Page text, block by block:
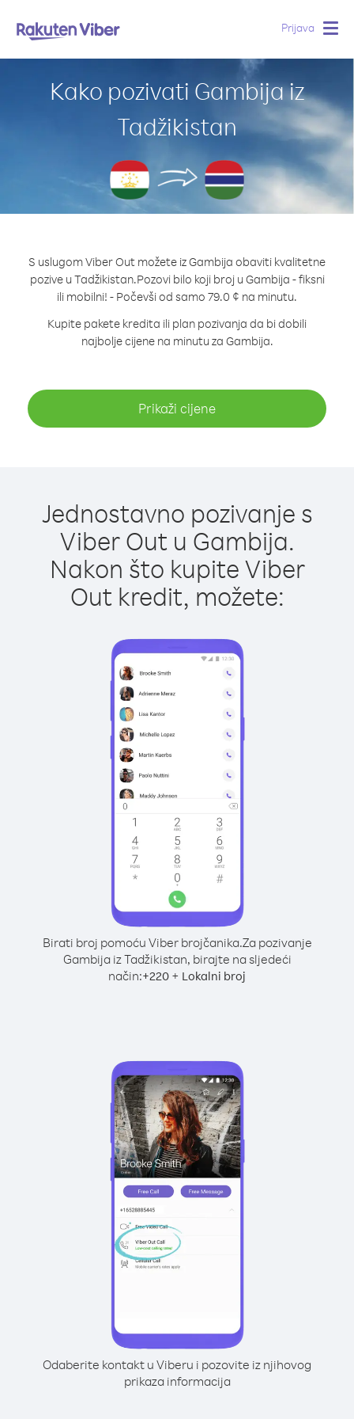
Prijava
Kako pozivati Gambija iz
Tadžikistan
S uslugom Viber Out možete iz Gambija obaviti kvalitetne
pozive u Tadžikistan.Pozovi bilo koji broj u Gambija - fiksni
ili mobilni! - Počevši od samo 79.0 ¢ na minutu.
Kupite pakete kredita ili plan pozivanja da bi dobili
najbolje cijene na minutu za Gambija.
Prikaži cijene
Jednostavno pozivanje s
Viber Out u Gambija.
Nakon što kupite Viber
Out kredit, možete:
Birati broj pomoću Viber brojčanika.Za pozivanje
Gambija iz Tadžikistan, birajte na sljedeći
način:+220 + Lokalni broj
Odaberite kontakt u Viberu i pozovite iz njihovog
prikaza informacija